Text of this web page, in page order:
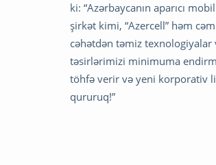
ki: “Azərbaycanın aparıcı
şirkət kimi, “Azercell” həm
cəhətdən təmiz
təsirlərimizi minimuma
töhfə verir və yeni korporativ
qururuq!”